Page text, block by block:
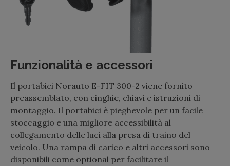
Funzionalità e accessori
Il portabici Norauto E-FIT 300-2 viene fornito
preassemblato, con cinghie, chiavi e istruzioni di
montaggio. Il portabici è pieghevole per un facile
stoccaggio e una migliore accessibilità al
collegamento delle luci alla presa di traino del
veicolo. Una rampa di carico e altri accessori sono
disponibili come optional per facilitare il